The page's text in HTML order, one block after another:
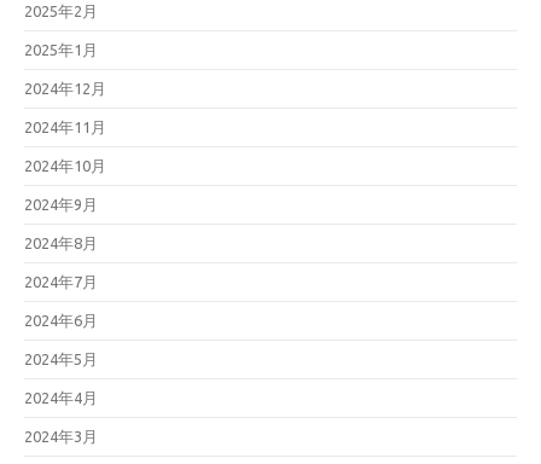
2025年2月
2025年1月
2024年12月
2024年11月
2024年10月
2024年9月
2024年8月
2024年7月
2024年6月
2024年5月
2024年4月
2024年3月